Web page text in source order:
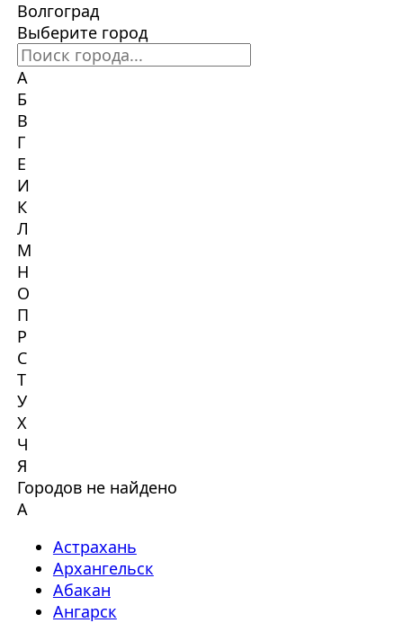
Волгоград
Выберите город
А
Б
В
Г
Е
И
К
Л
М
Н
О
П
Р
С
Т
У
Х
Ч
Я
Городов не найдено
А
Астрахань
Архангельск
Абакан
Ангарск